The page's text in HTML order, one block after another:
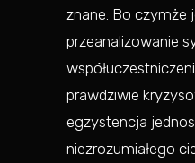
znane. Bo czymże
przeanalizowanie
prawdziwie
egzystencja
niezrozumiałego